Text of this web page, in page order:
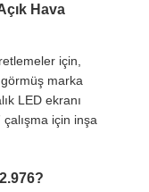
Hava
için,
marka
LED ekranı
için inşa